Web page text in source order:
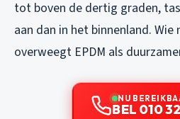
tot boven de dertig graden,
aan dan in het binnenland.
overweegt EPDM als
NU
BEL 010